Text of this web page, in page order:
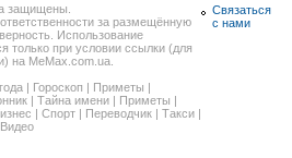
защищены.
за размещённую
Использование
только при условии ссылки (для
на MeMax.com.ua.
| Гороскоп | Приметы |
| Тайна имени | Приметы |
| Спорт | Переводчик | Такси |
Видео
Связаться
с нами